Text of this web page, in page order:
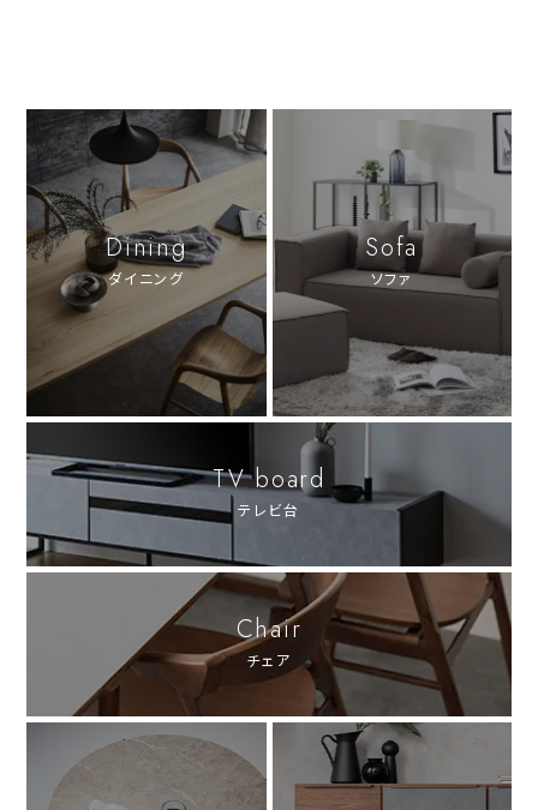
Dining
ダイニング
Sofa
ソファ
TV board
テレビ台
Chair
チェア